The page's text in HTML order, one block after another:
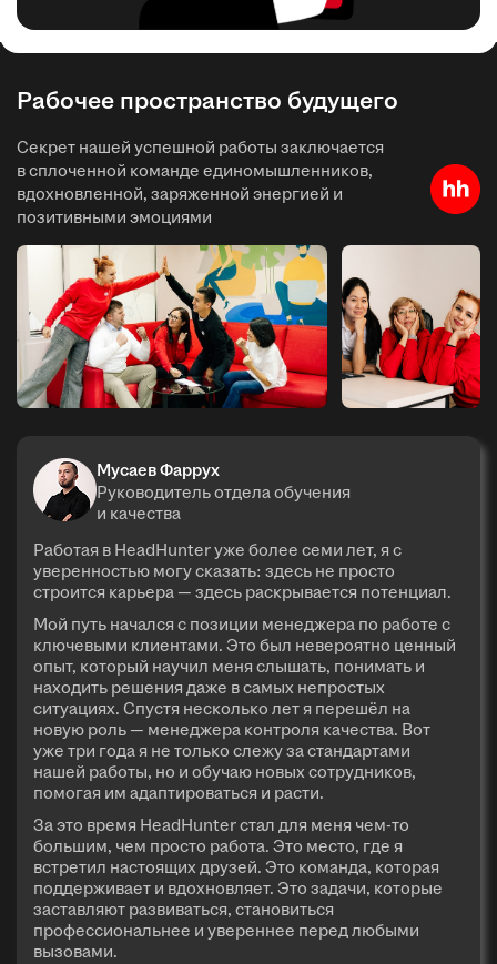
Рабочее пространство будущего
Секрет нашей успешной работы заключается
в сплоченной команде единомышленников,
вдохновленной, заряженной энергией и
позитивными эмоциями
Мусаев Фаррух
Руководитель отдела обучения
и качества
Работая в HeadHunter уже более семи лет, я с
уверенностью могу сказать: здесь не просто
строится карьера — здесь раскрывается потенциал.
Мой путь начался с позиции менеджера по работе с
ключевыми клиентами. Это был невероятно ценный
опыт, который научил меня слышать, понимать и
находить решения даже в самых непростых
ситуациях. Спустя несколько лет я перешёл на
новую роль — менеджера контроля качества. Вот
уже три года я не только слежу за стандартами
нашей работы, но и обучаю новых сотрудников,
помогая им адаптироваться и расти.
За это время HeadHunter стал для меня чем-то
большим, чем просто работа. Это место, где я
встретил настоящих друзей. Это команда, которая
поддерживает и вдохновляет. Это задачи, которые
заставляют развиваться, становиться
профессиональнее и увереннее перед любыми
вызовами.